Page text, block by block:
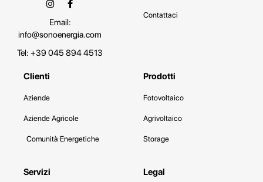
Email:
info@sonoenergia.com
Tel: +39 045 894 4513
Contattaci
Clienti
Aziende
Aziende Agricole
Comunità Energetiche
Prodotti
Fotovoltaico
Agrivoltaico
Storage
Servizi Legal